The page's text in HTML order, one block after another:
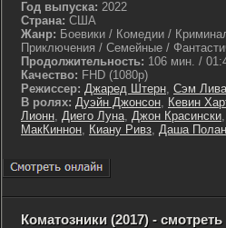
Год выпуска: 2022
Страна: США
Жанр: Боевики / Комедии /
Приключения / Семейные /
Продолжительность: 106 мин. /
Качество: FHD (1080p)
Режиссер: Джаред Штерн, Сэм
В ролях: Дуэйн Джонсон, Кевин
Лионн, Диего Луна, Джон Красински,
МакКиннон, Киану Ривз, Даша
Коматозники (2017) -